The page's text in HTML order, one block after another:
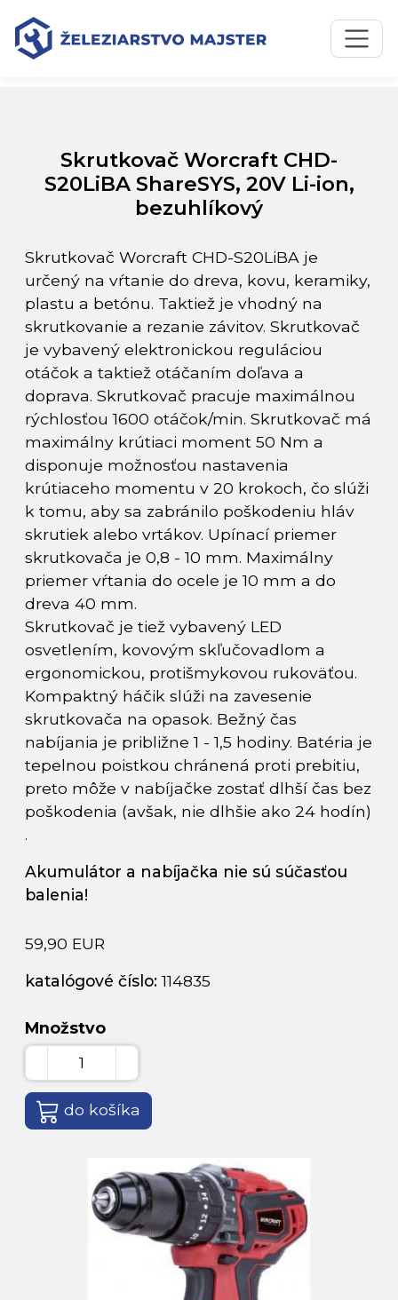
Preskočiť na obsah
Preskočiť na hlavné menu
Úvodná stránka
Skrutkovač Worcraft CHD-S20LiBA ShareSYS, 20V Li-ion,
bezuhlíkový
Skrutkovač Worcraft CHD-
S20LiBA ShareSYS, 20V Li-ion,
bezuhlíkový
Skrutkovač Worcraft CHD-S20LiBA je
určený na vŕtanie do dreva, kovu, keramiky,
plastu a betónu. Taktiež je vhodný na
skrutkovanie a rezanie závitov. Skrutkovač
je vybavený elektronickou reguláciou
otáčok a taktiež otáčaním doľava a
doprava. Skrutkovač pracuje maximálnou
rýchlosťou 1600 otáčok/min. Skrutkovač má
maximálny krútiaci moment 50 Nm a
disponuje možnosťou nastavenia
krútiaceho momentu v 20 krokoch, čo slúži
k tomu, aby sa zabránilo poškodeniu hláv
skrutiek alebo vrtákov. Upínací priemer
skrutkovača je 0,8 - 10 mm. Maximálny
priemer vŕtania do ocele je 10 mm a do
dreva 40 mm.
Skrutkovač je tiež vybavený LED
osvetlením, kovovým skľučovadlom a
ergonomickou, protišmykovou rukoväťou.
Kompaktný háčik slúži na zavesenie
skrutkovača na opasok. Bežný čas
nabíjania je približne 1 - 1,5 hodiny. Batéria je
tepelnou poistkou chránená proti prebitiu,
preto môže v nabíjačke zostať dlhší čas bez
poškodenia (avšak, nie dlhšie ako 24 hodín)
.
Akumulátor a nabíjačka nie sú súčasťou
balenia!
59,90 EUR
katalógové číslo:114835
Množstvo
do košíka